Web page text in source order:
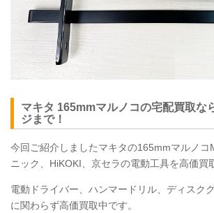
マキタ 165mmマルノコの宅配買取な
ジまで！
今回ご紹介しましたマキタの165mmマルノコ
ニック、HiKOKI、京セラの電動工具を高価買
電動ドライバー、ハンマードリル、ディスク
に関わらず高価買取中です。